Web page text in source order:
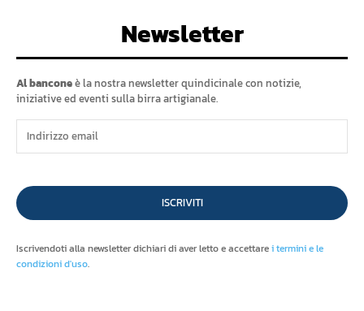
Newsletter
Al banconeè la nostra newsletter quindicinale con notizie,
iniziative ed eventi sulla birra artigianale.
ISCRIVITI
Iscrivendoti alla newsletter dichiari di aver letto e accettarei termini e le
condizioni d'uso.